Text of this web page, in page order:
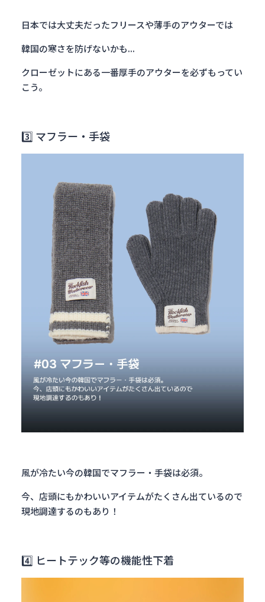
日本では大丈夫だったフリースや薄手のアウターでは
韓国の寒さを防げないかも...
クローゼットにある一番厚手のアウターを必ずもってい
こう。
3️⃣ マフラー・手袋
風が冷たい今の韓国でマフラー・手袋は必須。
今、店頭にもかわいいアイテムがたくさん出ているので
現地調達するのもあり！
4️⃣ ヒートテック等の機能性下着